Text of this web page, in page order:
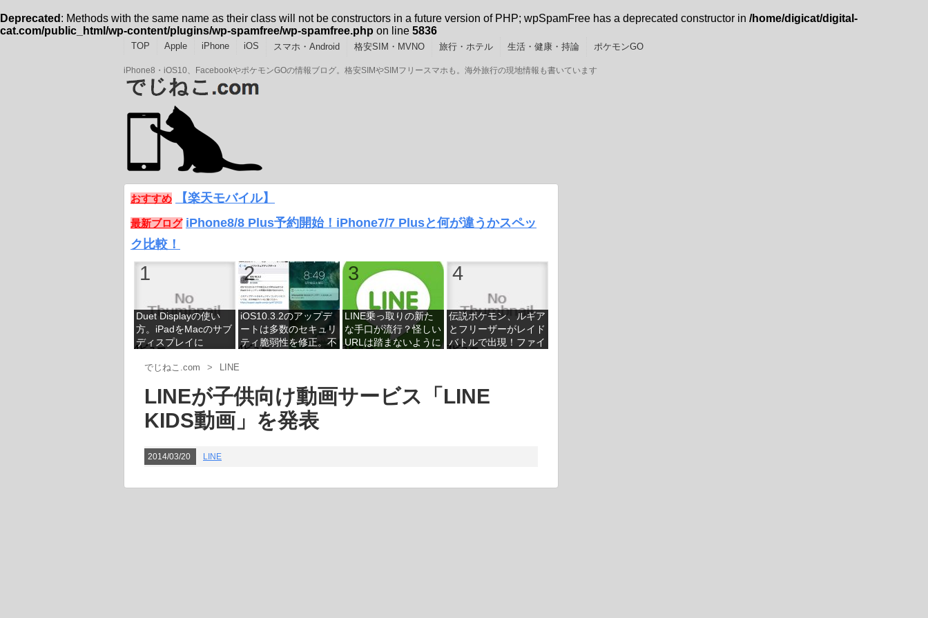
Deprecated : Methods with the same name as their class will not be constructors in a future version of PHP; wpSpamFree has a deprecated constructor in /home/digicat/digital-
cat.com/public_html/wp-content/plugins/wp-spamfree/wp-spamfree.php on line 5836
TOP Apple iPhone iOS スマホ・Android 格安SIM・MVNO 旅行・ホテル 生活・健康・持論 ポケモンGO
iPhone8・iOS10、FacebookやポケモンGOの情報ブログ。格安SIMやSIMフリースマホも。海外旅行の現地情報も書いています
おすすめ 【楽天モバイル】
最新ブログ iPhone8/8 Plus予約開始！iPhone7/7 Plusと何が違うかスペッ
ク比較！
Duet Displayの使い
方。iPadをMacのサブ
ディスプレイに
4ビュー
iOS10.3.2のアップデ
ートは多数のセキュリ
ティ脆弱性を修正。不
4ビュー
LINE乗っ取りの新た
な手口が流行？怪しい
URLは踏まないように
3ビュー
伝説ポケモン、ルギア
とフリーザーがレイド
バトルで出現！ファイ
3ビュー
でじねこ.com
> LINE
LINEが子供向け動画サービス「LINE
KIDS動画」を発表
2014/03/20 LINE